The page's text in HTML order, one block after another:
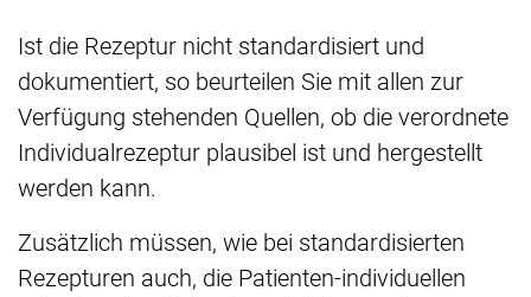
Ist die Rezeptur nicht standardisiert und
dokumentiert, so beurteilen Sie mit allen zur
Verfügung stehenden Quellen, ob die verordnete
Individualrezeptur plausibel ist und hergestellt
werden kann.
Zusätzlich müssen, wie bei standardisierten
Rezepturen auch, die Patienten-individuellen